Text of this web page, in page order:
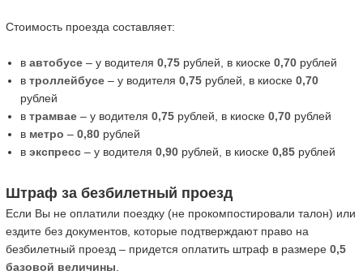
Стоимость проезда составляет:
в автобусе– у водителя 0,75 рублей, в киоске 0,70 рублей
в троллейбусе– у водителя 0,75 рублей, в киоске 0,70
рублей
в трамвае– у водителя 0,75 рублей, в киоске 0,70 рублей
в метро – 0,80рублей
в экспресс– у водителя 0,90 рублей, в киоске 0,85 рублей
Штраф за безбилетный проезд
Если Вы не оплатили поездку (не прокомпостировали талон) или
ездите без документов, которые подтверждают право на
безбилетный проезд – придется оплатить штраф в размере 0,5
базовой величины.